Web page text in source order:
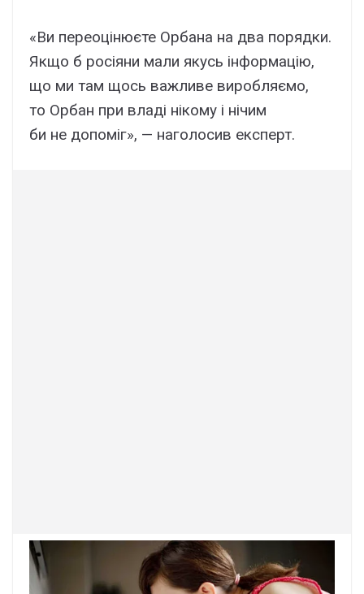
«Ви переоцінюєте Орбана на два порядки.
Якщо б росіяни мали якусь інформацію,
що ми там щось важливе виробляємо,
то Орбан при владі нікому і нічим
би не допоміг», — наголосив експерт.